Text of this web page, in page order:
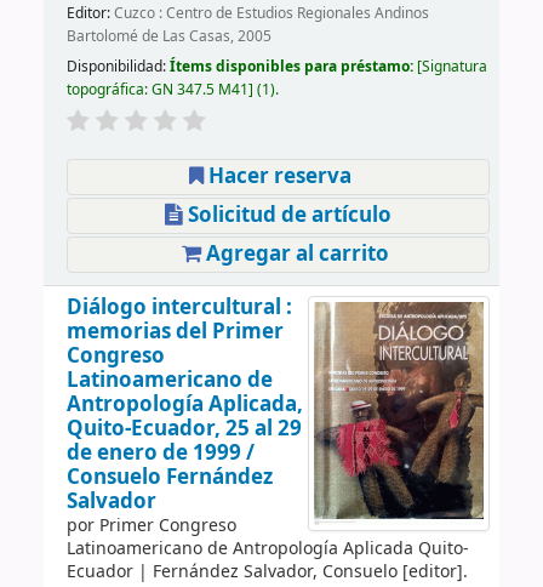
Editor:Cuzco : Centro de Estudios Regionales Andinos
Bartolomé de Las Casas, 2005
Disponibilidad:Ítems disponibles para préstamo: Signatura
topográfica:GN 347.5 M41 (1).
Hacer reserva
Solicitud de artículo
Agregar al carrito
Diálogo intercultural :
memorias del Primer
Congreso
Latinoamericano de
Antropología Aplicada,
Quito-Ecuador, 25 al 29
de enero de 1999 /
Consuelo Fernández
Salvador
por Primer Congreso
Latinoamericano de Antropología Aplicada Quito-
Ecuador| Fernández Salvador, Consuelo[editor].